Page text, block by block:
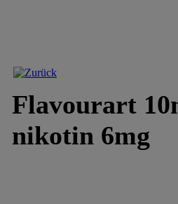
Flavourart
nikotin 6mg